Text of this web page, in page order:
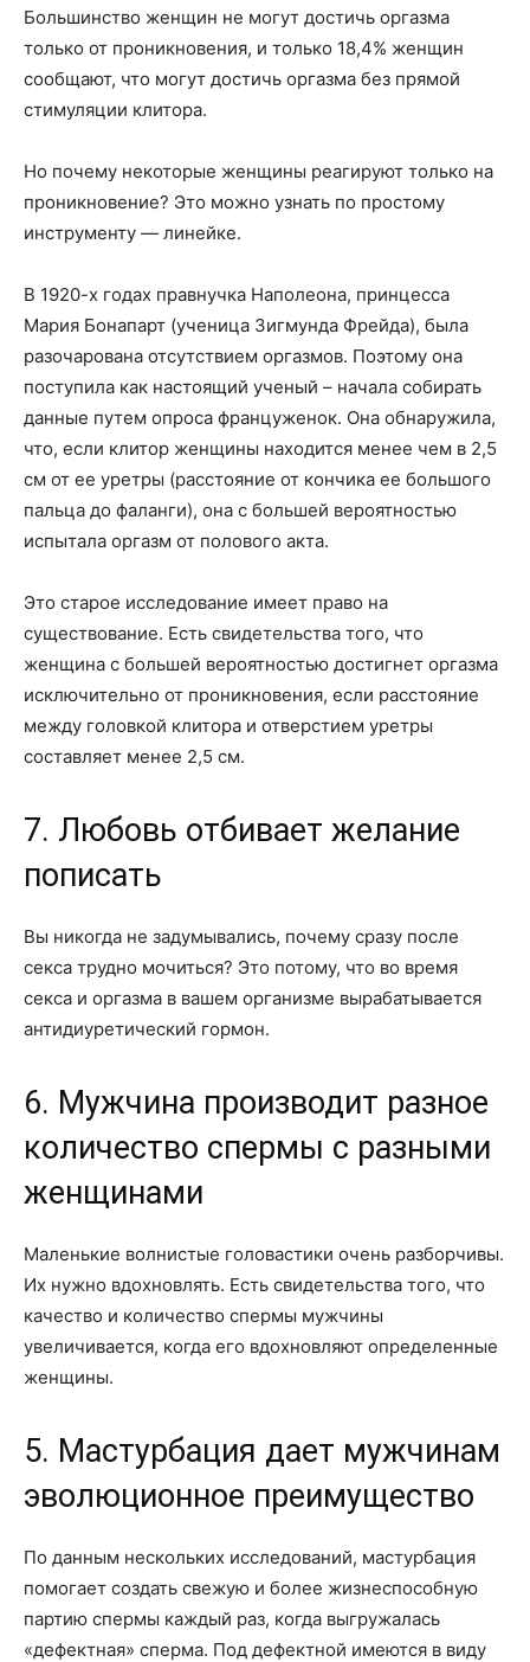
Большинство женщин не могут достичь оргазма
только от проникновения, и только 18,4% женщин
сообщают, что могут достичь оргазма без прямой
стимуляции клитора.
Но почему некоторые женщины реагируют только на
проникновение? Это можно узнать по простому
инструменту — линейке.
В 1920-х годах правнучка Наполеона, принцесса
Мария Бонапарт (ученица Зигмунда Фрейда), была
разочарована отсутствием оргазмов. Поэтому она
поступила как настоящий ученый – начала собирать
данные путем опроса француженок. Она обнаружила,
что, если клитор женщины находится менее чем в 2,5
см от ее уретры (расстояние от кончика ее большого
пальца до фаланги), она с большей вероятностью
испытала оргазм от полового акта.
Это старое исследование имеет право на
существование. Есть свидетельства того, что
женщина с большей вероятностью достигнет оргазма
исключительно от проникновения, если расстояние
между головкой клитора и отверстием уретры
составляет менее 2,5 см.
7. Любовь отбивает желание
пописать
Вы никогда не задумывались, почему сразу после
секса трудно мочиться? Это потому, что во время
секса и оргазма в вашем организме вырабатывается
антидиуретический гормон.
6. Мужчина производит разное
количество спермы с разными
женщинами
Маленькие волнистые головастики очень разборчивы.
Их нужно вдохновлять. Есть свидетельства того, что
качество и количество спермы мужчины
увеличивается, когда его вдохновляют определенные
женщины.
5. Мастурбация дает мужчинам
эволюционное преимущество
По данным нескольких исследований, мастурбация
помогает создать свежую и более жизнеспособную
партию спермы каждый раз, когда выгружалась
«дефектная» сперма. Под дефектной имеются в виду